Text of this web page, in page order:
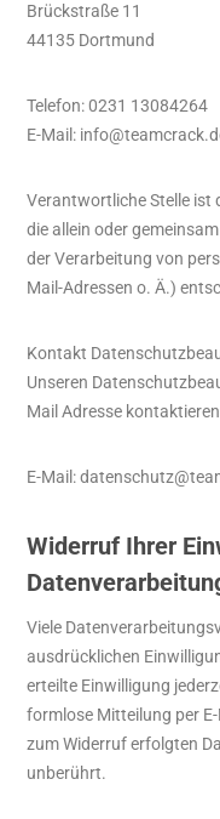
Brückstraße 11
44135 Dortmund
Telefon: 0231 13084264
E-Mail:
Verantwortliche Stelle ist
die allein oder
der Verarbeitung von
Mail-Adressen o. Ä.)
Kontakt
Unseren
Mail Adresse
E-Mail:
Widerruf Ihrer
Viele
ausdrücklichen
erteilte Einwilligung
formlose Mitteilung per
zum Widerruf erfolgten
unberührt.